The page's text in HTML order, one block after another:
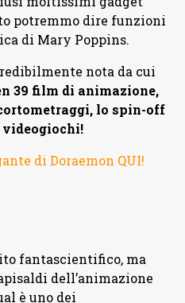
potremmo dire funzioni
di Mary Poppins.
nota da cui
39 film di animazione,
lo spin-off
videogiochi!
di Doraemon QUI!
fantascientifico, ma
dell’animazione
è uno dei